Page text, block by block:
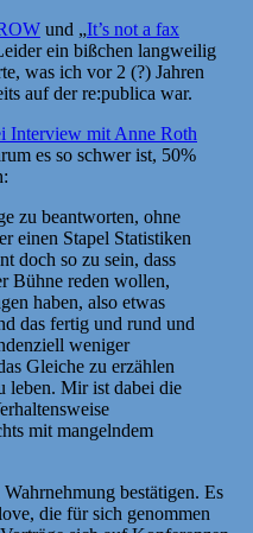
und „It’s not a fax
ein bißchen langweilig
was ich vor 2 (?) Jahren
auf der re:publica war.
Interview mit Anne Roth
es so schwer ist, 50%
zu beantworten, ohne
einen Stapel Statistiken
doch so zu sein, dass
Bühne reden wollen,
haben, also etwas
das fertig und rund und
weniger
Gleiche zu erzählen
leben. Mir ist dabei die
mit mangelndem
bestätigen. Es
die für sich genommen